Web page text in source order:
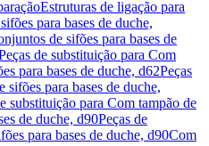
Estruturas de ligação para
para bases de duche,
de sifões para bases de
de substituição para Com
para bases de duche, d62Peças
para bases de duche,
substituição para Com tampão de
de duche, d90Peças de
para bases de duche, d90Com